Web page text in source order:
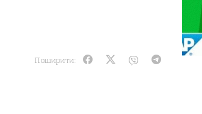
Поширити: